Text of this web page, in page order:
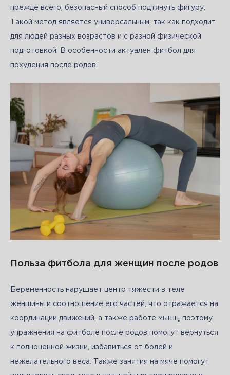
прежде всего, безопасный способ подтянуть фигуру.
Такой метод является универсальным, так как подходит
для людей разных возрастов и с разной физической
подготовкой. В особенности актуален фитбол для
похудения после родов.
Польза фитбола для женщин после родов
Беременность нарушает центр тяжести в теле
женщины и соотношение его частей, что отражается на
координации движений, а также работе мышц, поэтому
упражнения на фитболе после родов помогут вернуться
к полноценной жизни, избавиться от болей и
нежелательного веса. Также занятия на мяче помогут